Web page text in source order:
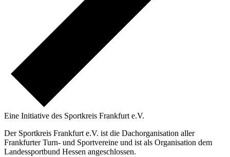
Eine Initiative des Sportkreis Frankfurt e.V.
Der Sportkreis Frankfurt e.V. ist die Dachorganisation aller
Frankfurter Turn- und Sportvereine und ist als Organisation dem
Landessportbund Hessen angeschlossen.